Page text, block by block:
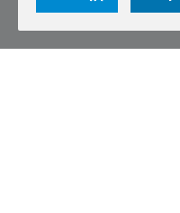
Cookies